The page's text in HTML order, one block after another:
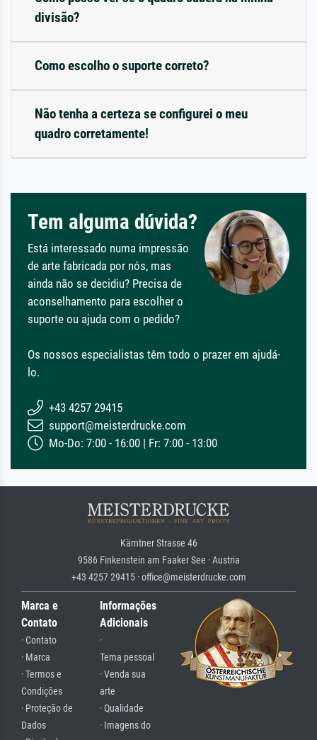
divisão?
Como escolho o suporte correto?
Não tenha a certeza se configurei o meu
quadro corretamente!
Tem alguma dúvida?
Está interessado numa impressão
de arte fabricada por nós, mas
ainda não se decidiu? Precisa de
aconselhamento para escolher o
suporte ou ajuda com o pedido?
Os nossos especialistas têm todo o prazer em ajudá-
lo.
+43 4257 29415
support@meisterdrucke.com
Mo-Do: 7:00 - 16:00 | Fr: 7:00 - 13:00
Kärntner Strasse 46
9586 Finkenstein am Faaker See · Austria
+43 4257 29415 · office@meisterdrucke.com
Marca e
Contato
· Contato
· Marca
· Termos e
Condições
· Proteção de
Dados
Informações
Adicionais
·
Tema pessoal
· Venda sua
arte
· Qualidade
· Imagens do